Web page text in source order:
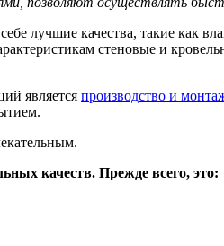
лучшие качества, такие как
стеновые и
является производство и
качеств. Прежде всего, это: